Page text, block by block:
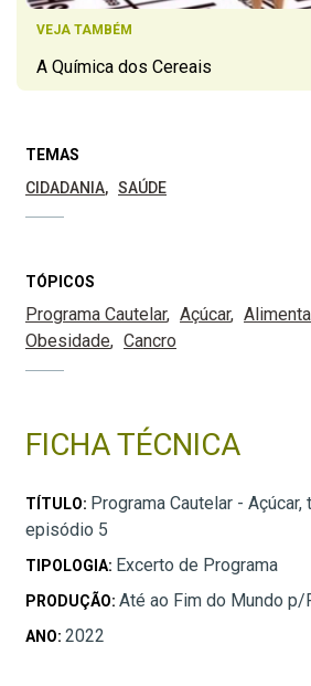
VEJA TAMBÉM
A Química dos Cereais
TEMAS
CIDADANIA
SAÚDE
TÓPICOS
Programa Cautelar Açúcar
Obesidade
Cancro
FICHA TÉCNICA
TÍTULO: Programa Cautelar -
episódio 5
TIPOLOGIA: Excerto de Programa
PRODUÇÃO: Até ao Fim do Mundo p/
ANO: 2022